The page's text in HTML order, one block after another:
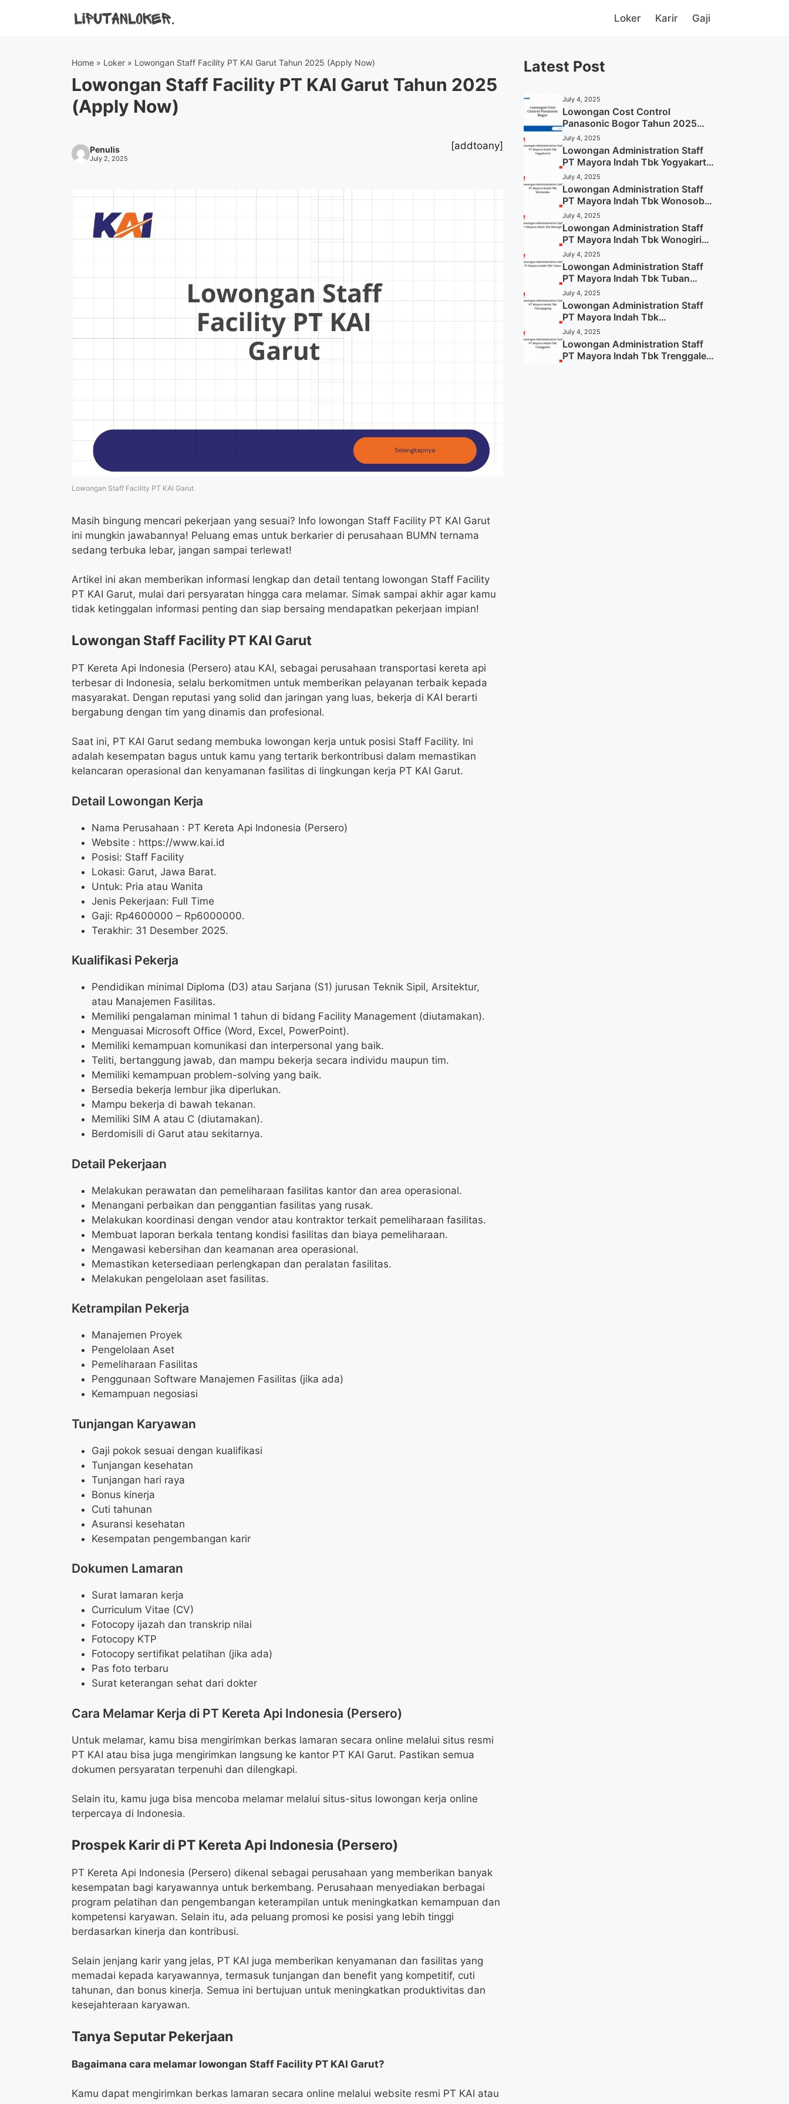
Loker Karir Gaji
Home » Loker » Lowongan Staff Facility PT KAI Garut Tahun 2025 (Apply Now)
Lowongan Staff Facility PT KAI Garut Tahun 2025
(Apply Now)
Penulis
July 2, 2025
[addtoany]
Lowongan Staff Facility PT KAI Garut
Masih bingung mencari pekerjaan yang sesuai? Info lowongan Staff Facility PT KAI Garut
ini mungkin jawabannya! Peluang emas untuk berkarier di perusahaan BUMN ternama
sedang terbuka lebar, jangan sampai terlewat!
Artikel ini akan memberikan informasi lengkap dan detail tentang lowongan Staff Facility
PT KAI Garut, mulai dari persyaratan hingga cara melamar. Simak sampai akhir agar kamu
tidak ketinggalan informasi penting dan siap bersaing mendapatkan pekerjaan impian!
Lowongan Staff Facility PT KAI Garut
PT Kereta Api Indonesia (Persero) atau KAI, sebagai perusahaan transportasi kereta api
terbesar di Indonesia, selalu berkomitmen untuk memberikan pelayanan terbaik kepada
masyarakat. Dengan reputasi yang solid dan jaringan yang luas, bekerja di KAI berarti
bergabung dengan tim yang dinamis dan profesional.
Saat ini, PT KAI Garut sedang membuka lowongan kerja untuk posisi Staff Facility. Ini
adalah kesempatan bagus untuk kamu yang tertarik berkontribusi dalam memastikan
kelancaran operasional dan kenyamanan fasilitas di lingkungan kerja PT KAI Garut.
Detail Lowongan Kerja
Nama Perusahaan : PT Kereta Api Indonesia (Persero)
Website : https://www.kai.id
Posisi: Staff Facility
Lokasi: Garut, Jawa Barat.
Untuk: Pria atau Wanita
Jenis Pekerjaan: Full Time
Gaji: Rp4600000 – Rp6000000.
Terakhir: 31 Desember 2025.
Kualifikasi Pekerja
Pendidikan minimal Diploma (D3) atau Sarjana (S1) jurusan Teknik Sipil, Arsitektur,
atau Manajemen Fasilitas.
Memiliki pengalaman minimal 1 tahun di bidang Facility Management (diutamakan).
Menguasai Microsoft Office (Word, Excel, PowerPoint).
Memiliki kemampuan komunikasi dan interpersonal yang baik.
Teliti, bertanggung jawab, dan mampu bekerja secara individu maupun tim.
Memiliki kemampuan problem-solving yang baik.
Bersedia bekerja lembur jika diperlukan.
Mampu bekerja di bawah tekanan.
Memiliki SIM A atau C (diutamakan).
Berdomisili di Garut atau sekitarnya.
Detail Pekerjaan
Melakukan perawatan dan pemeliharaan fasilitas kantor dan area operasional.
Menangani perbaikan dan penggantian fasilitas yang rusak.
Melakukan koordinasi dengan vendor atau kontraktor terkait pemeliharaan fasilitas.
Membuat laporan berkala tentang kondisi fasilitas dan biaya pemeliharaan.
Mengawasi kebersihan dan keamanan area operasional.
Memastikan ketersediaan perlengkapan dan peralatan fasilitas.
Melakukan pengelolaan aset fasilitas.
Ketrampilan Pekerja
Manajemen Proyek
Pengelolaan Aset
Pemeliharaan Fasilitas
Penggunaan Software Manajemen Fasilitas (jika ada)
Kemampuan negosiasi
Tunjangan Karyawan
Gaji pokok sesuai dengan kualifikasi
Tunjangan kesehatan
Tunjangan hari raya
Bonus kinerja
Cuti tahunan
Asuransi kesehatan
Kesempatan pengembangan karir
Dokumen Lamaran
Surat lamaran kerja
Curriculum Vitae (CV)
Fotocopy ijazah dan transkrip nilai
Fotocopy KTP
Fotocopy sertifikat pelatihan (jika ada)
Pas foto terbaru
Surat keterangan sehat dari dokter
Cara Melamar Kerja di PT Kereta Api Indonesia (Persero)
Untuk melamar, kamu bisa mengirimkan berkas lamaran secara online melalui situs resmi
PT KAI atau bisa juga mengirimkan langsung ke kantor PT KAI Garut. Pastikan semua
dokumen persyaratan terpenuhi dan dilengkapi.
Selain itu, kamu juga bisa mencoba melamar melalui situs-situs lowongan kerja online
terpercaya di Indonesia.
Prospek Karir di PT Kereta Api Indonesia (Persero)
PT Kereta Api Indonesia (Persero) dikenal sebagai perusahaan yang memberikan banyak
kesempatan bagi karyawannya untuk berkembang. Perusahaan menyediakan berbagai
program pelatihan dan pengembangan keterampilan untuk meningkatkan kemampuan dan
kompetensi karyawan. Selain itu, ada peluang promosi ke posisi yang lebih tinggi
berdasarkan kinerja dan kontribusi.
Selain jenjang karir yang jelas, PT KAI juga memberikan kenyamanan dan fasilitas yang
memadai kepada karyawannya, termasuk tunjangan dan benefit yang kompetitif, cuti
tahunan, dan bonus kinerja. Semua ini bertujuan untuk meningkatkan produktivitas dan
kesejahteraan karyawan.
Tanya Seputar Pekerjaan
Bagaimana cara melamar lowongan Staff Facility PT KAI Garut?
Kamu dapat mengirimkan berkas lamaran secara online melalui website resmi PT KAI atau
Latest Post
July 4, 2025
Lowongan Cost Control
Panasonic Bogor Tahun 2025
(Lamar Sekarang)
July 4, 2025
Lowongan Administration Staff
PT Mayora Indah Tbk Yogyakarta
Tahun 2025
July 4, 2025
Lowongan Administration Staff
PT Mayora Indah Tbk Wonosobo
Tahun 2025 (Lamar Sekarang)
July 4, 2025
Lowongan Administration Staff
PT Mayora Indah Tbk Wonogiri
Tahun 2025 (Apply Now)
July 4, 2025
Lowongan Administration Staff
PT Mayora Indah Tbk Tuban
Tahun 2025 (Resmi)
July 4, 2025
Lowongan Administration Staff
PT Mayora Indah Tbk
Tulungagung Tahun 2025 (Lamar
Sekarang)
July 4, 2025
Lowongan Administration Staff
PT Mayora Indah Tbk Trenggalek